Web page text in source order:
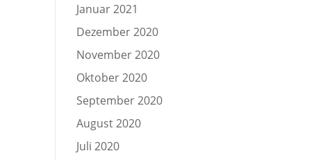
Januar 2021
Dezember 2020
November 2020
Oktober 2020
September 2020
August 2020
Juli 2020